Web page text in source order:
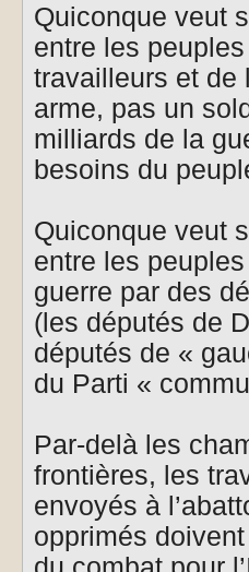
Quiconque veut
entre les
travailleurs et de
arme, pas un
milliards de la
besoins du
Quiconque veut
entre les
guerre par des
(les députés de
députés de «
du Parti «
Par-delà les
frontières, les
envoyés à
opprimés